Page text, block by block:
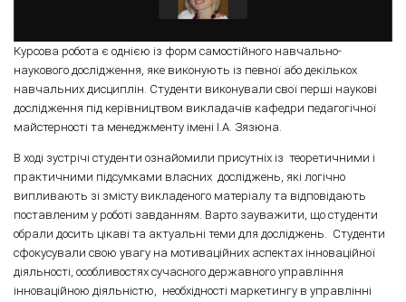
Курсова робота є однією із форм самостійного навчально-
наукового дослідження, яке виконують із певної або декількох
навчальних дисциплін. Студенти виконували свої перші наукові
дослідження під керівництвом викладачів кафедри педагогічної
майстерності та менеджменту імені І.А. Зязюна.
В ході зустрічі студенти ознайомили присутніх із теоретичними і
практичними підсумками власних досліджень, які логічно
випливають зі змісту викладеного матеріалу та відповідають
поставленим у роботі завданням. Варто зауважити, що студенти
обрали досить цікаві та актуальні теми для досліджень. Студенти
сфокусували свою увагу на мотиваційних аспектах інноваційної
діяльності, особливостях сучасного державного управління
інноваційною діяльністю, необхідності маркетингу в управлінні